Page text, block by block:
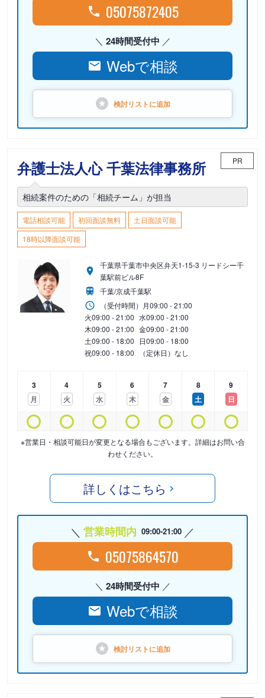
05075872405
24時間受付中
Webで相談
検討リストに追加
弁護士法人心 千葉法律事務所 PR
相続案件のための「相続チーム」が担当
電話相談可能 初回面談無料
土日面談可能
18時以降面談可能
千葉県千葉市中央区弁天1-15-3 リードシー千
葉駅前ビル8F
千葉/京成千葉駅
（受付時間） 月09:00 - 21:00
火09:00 - 21:00 水09:00 - 21:00
木09:00 - 21:00 金09:00 - 21:00
土09:00 - 18:00 日09:00 - 18:00
祝09:00 - 18:00 （定休日）なし
3
月
4
火
5
水
6
木
7
金
8
土
9
日
※営業日・相談可能日が変更となる場合もございます。詳細はお問い合
わせください。
詳しくはこちら
営業時間内 09:00-21:00
05075864570
24時間受付中
Webで相談
検討リストに追加